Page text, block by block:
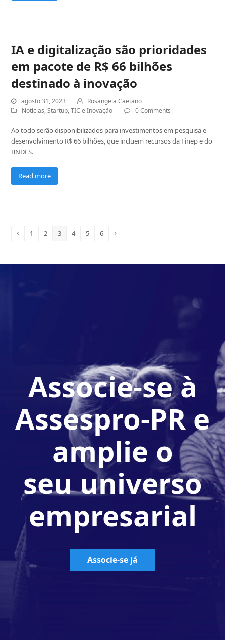
IA e digitalização são prioridades
em pacote de R$ 66 bilhões
destinado à inovação
agosto 31, 2023
Rosangela Caetano
Notícias,Startup,TIC e Inovação 0 Comments
Ao todo serão disponibilizados para investimentos em pesquisa e
desenvolvimento R$ 66 bilhões, que incluem recursos da Finep e do
BNDES.
Read more
Previous
Page
1 Page
2 Page
3 Page
4 Page
5 Page
6
Associe-se à
Assespro-PR e
amplie o
seu universo
empresarial
Associe-se já